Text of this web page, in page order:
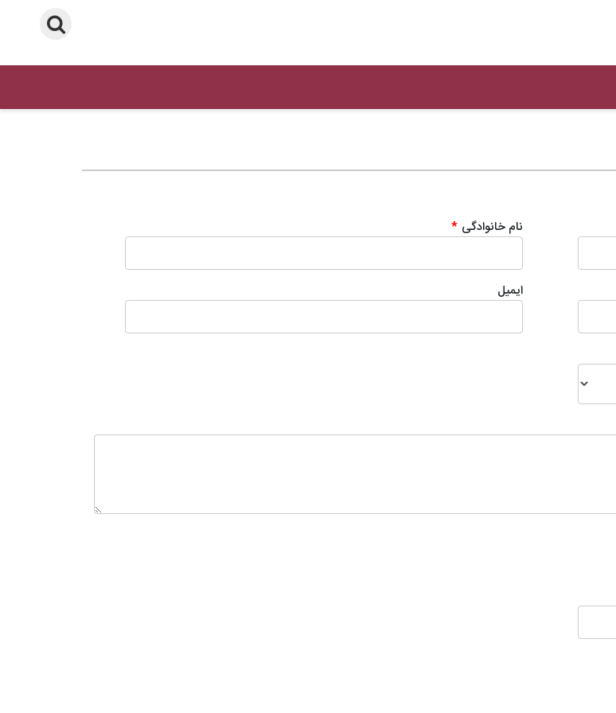
نام خانوادگی *
ایمیل